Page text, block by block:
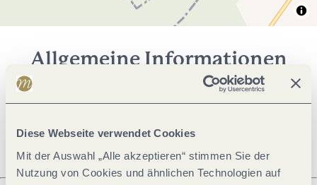
Diese Webseite verwendet Cookies
Mit der Auswahl „Alle akzeptieren“ stimmen Sie der
Nutzung von Cookies und ähnlichen Technologien auf
Allgemeine Informationen